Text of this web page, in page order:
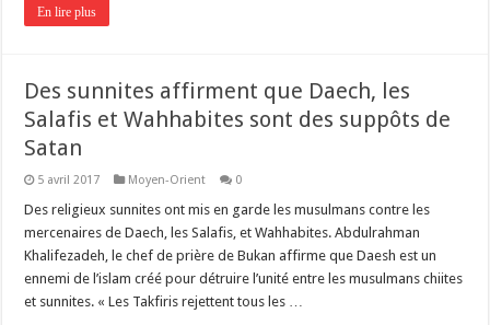
En lire plus
Des sunnites affirment que Daech, les
Salafis et Wahhabites sont des suppôts de
Satan
5 avril 2017 Moyen-Orient 0
Des religieux sunnites ont mis en garde les musulmans contre les
mercenaires de Daech, les Salafis, et Wahhabites. Abdulrahman
Khalifezadeh, le chef de prière de Bukan affirme que Daesh est un
ennemi de l’islam créé pour détruire l’unité entre les musulmans chiites
et sunnites. « Les Takfiris rejettent tous les …